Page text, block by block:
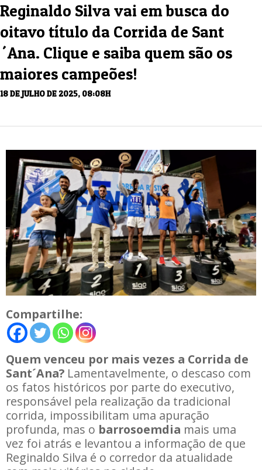
Reginaldo Silva vai em busca do
oitavo título da Corrida de Sant
´Ana. Clique e saiba quem são os
maiores campeões!
18 DE JULHO DE 2025, 08:08H
Compartilhe:
Quem venceu por mais vezes a Corrida de
Sant´Ana? Lamentavelmente, o descaso com
os fatos históricos por parte do executivo,
responsável pela realização da tradicional
corrida, impossibilitam uma apuração
profunda, mas o barrosoemdia mais uma
vez foi atrás e levantou a informação de que
Reginaldo Silva é o corredor da atualidade